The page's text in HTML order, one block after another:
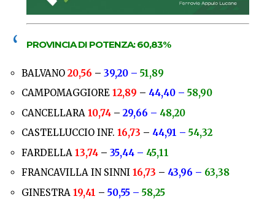
PROVINCIA DI POTENZA:60,83%
BALVANO 20,56 – 39,20 – 51,89
CAMPOMAGGIORE 12,89 – 44,40 – 58,90
CANCELLARA 10,74 – 29,66 – 48,20
CASTELLUCCIO INF. 16,73 – 44,91 – 54,32
FARDELLA 13,74 – 35,44 – 45,11
FRANCAVILLA IN SINNI 16,73 – 43,96 – 63,38
GINESTRA 19,41 – 50,55 – 58,25